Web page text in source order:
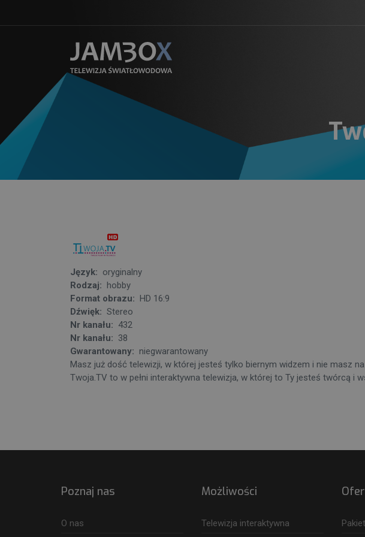
Język: oryginalny
Rodzaj: hobby
Format obrazu: HD 16:9
Dźwięk: Stereo
Nr kanału: 432
Nr kanału: 38
Gwarantowany: niegwarantowany
Masz już dość telewizji, w której jesteś tylko biernym widzem i nie masz na
Twoja.TV to w pełni interaktywna telewizja, w której to Ty jesteś twórcą i
Poznaj nas
O nas
Możliwości
Telewizja interaktywna